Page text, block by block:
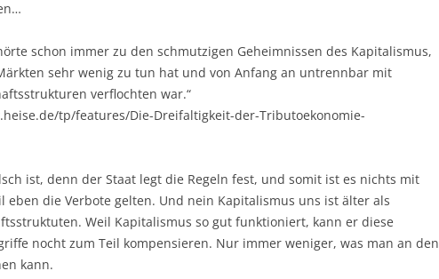
schon immer zu den schmutzigen Geheimnissen des Kapitalismus,
sehr wenig zu tun hat und von Anfang an untrennbar mit
verflochten war.“
tp/features/Die-Dreifaltigkeit-der-Tributoekonomie-
ist, denn der Staat legt die Regeln fest, und somit ist es nichts mit
eben die Verbote gelten. Und nein Kapitalismus uns ist älter als
Weil Kapitalismus so gut funktioniert, kann er diese
nocht zum Teil kompensieren. Nur immer weniger, was man an den
kann.